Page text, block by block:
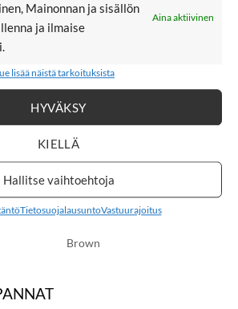
Mainonnan ja sisällön
ja ilmaise
Aina aktiivinen
lisää näistä tarkoituksista
HYVÄKSY
KIELLÄ
Hallitse vaihtoehtoja
TietosuojalausuntoVastuurajoitus
€ 24,95€
BOW19 Flower
Small
Brown
24,95€ 24,95